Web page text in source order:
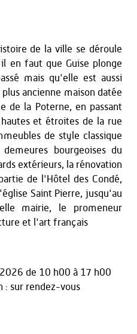
de la ville se déroule
en faut que Guise plonge
mais qu'elle est aussi
ancienne maison datée
de la Poterne, en passant
et étroites de la rue
de style classique
bourgeoises du
extérieurs, la rénovation
de l'Hôtel des Condé,
Saint Pierre, jusqu'au
mairie, le promeneur
et l'art français
de 10 h00 à 17 h00
sur rendez-vous